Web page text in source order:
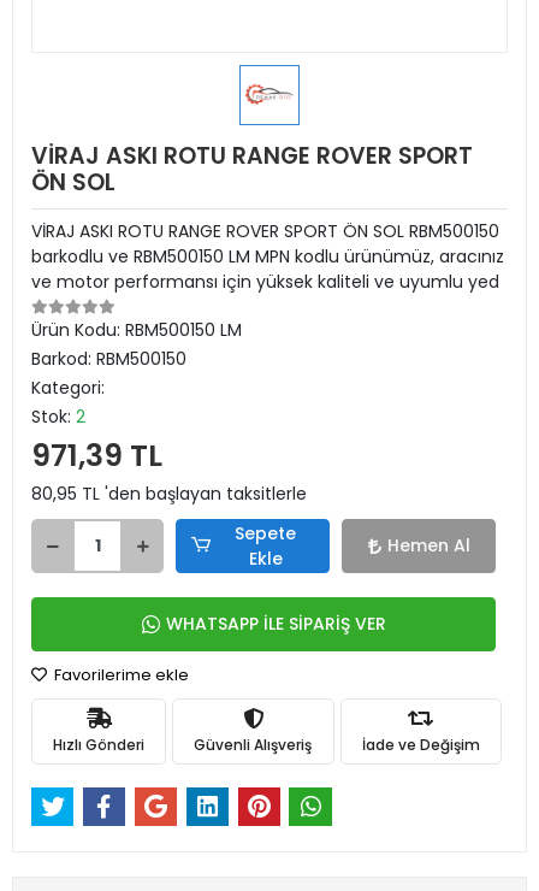
VİRAJ ASKI ROTU RANGE ROVER SPORT
ÖN SOL
VİRAJ ASKI ROTU RANGE ROVER SPORT ÖN SOL RBM500150
barkodlu ve RBM500150 LM MPN kodlu ürünümüz, aracınız
ve motor performansı için yüksek kaliteli ve uyumlu yed
Ürün Kodu: RBM500150 LM
Barkod: RBM500150
Kategori:
Stok: 2
971,39 TL
80,95 TL 'den başlayan taksitlerle
Sepete
Ekle
Hemen Al
WHATSAPP İLE SİPARİŞ VER
Favorilerime ekle
Hızlı Gönderi Güvenli Alışveriş İade ve Değişim